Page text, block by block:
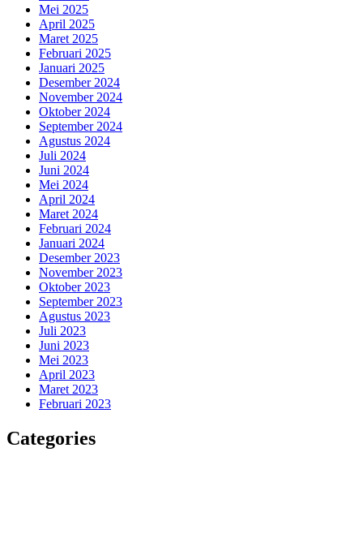
Mei 2025
April 2025
Maret 2025
Februari 2025
Januari 2025
Desember 2024
November 2024
Oktober 2024
September 2024
Agustus 2024
Juli 2024
Juni 2024
Mei 2024
April 2024
Maret 2024
Februari 2024
Januari 2024
Desember 2023
November 2023
Oktober 2023
September 2023
Agustus 2023
Juli 2023
Juni 2023
Mei 2023
April 2023
Maret 2023
Februari 2023
Categories